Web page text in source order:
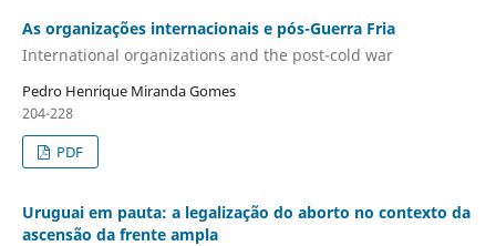
As organizações internacionais e pós-Guerra Fria
International organizations and the post-cold war
Pedro Henrique Miranda Gomes
204-228
PDF
Uruguai em pauta: a legalização do aborto no contexto da
ascensão da frente ampla